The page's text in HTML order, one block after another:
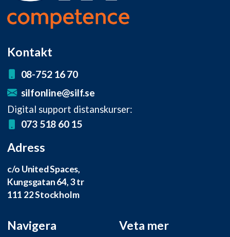
Kontakt
08-752 16 70
silfonline@silf.se
Digital support distanskurser:
073 518 60 15
Adress
c/o United Spaces,
Kungsgatan 64, 3 tr
111 22 Stockholm
Navigera Veta mer